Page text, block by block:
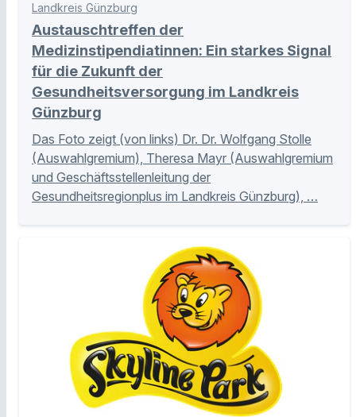
Landkreis Günzburg
Austauschtreffen der
Medizinstipendiatinnen: Ein starkes Signal
für die Zukunft der
Gesundheitsversorgung im Landkreis
Günzburg
Das Foto zeigt (von links) Dr. Dr. Wolfgang Stolle
(Auswahlgremium), Theresa Mayr (Auswahlgremium
und Geschäftsstellenleitung der
Gesundheitsregionplus im Landkreis Günzburg), …